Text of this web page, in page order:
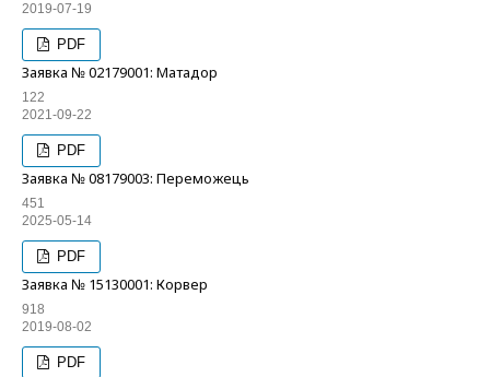
2019-07-19
PDF
Заявка № 02179001: Матадор
122
2021-09-22
PDF
Заявка № 08179003: Переможець
451
2025-05-14
PDF
Заявка № 15130001: Корвер
918
2019-08-02
PDF